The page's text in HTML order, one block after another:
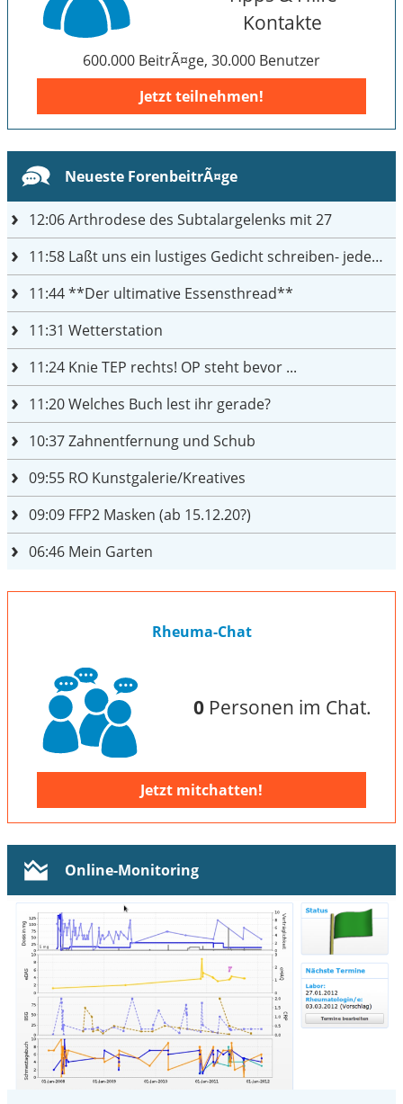
Kontakte
600.000 BeitrÃ¤ge, 30.000 Benutzer
Jetzt teilnehmen!
Neueste ForenbeitrÃ¤ge
12:06Arthrodese des Subtalargelenks mit 27
11:58 Laßt uns ein lustiges Gedicht schreiben- jeder einen Satz
11:44**Der ultimative Essensthread**
11:31 Wetterstation
11:24 Knie TEP rechts! OP steht bevor ...
11:20Welches Buch lest ihr gerade?
10:37Zahnentfernung und Schub
09:55 RO Kunstgalerie/Kreatives
09:09 FFP2 Masken (ab 15.12.20?)
06:46 Mein Garten
Rheuma-Chat
0Personen im Chat.
Jetzt mitchatten!
Online-Monitoring